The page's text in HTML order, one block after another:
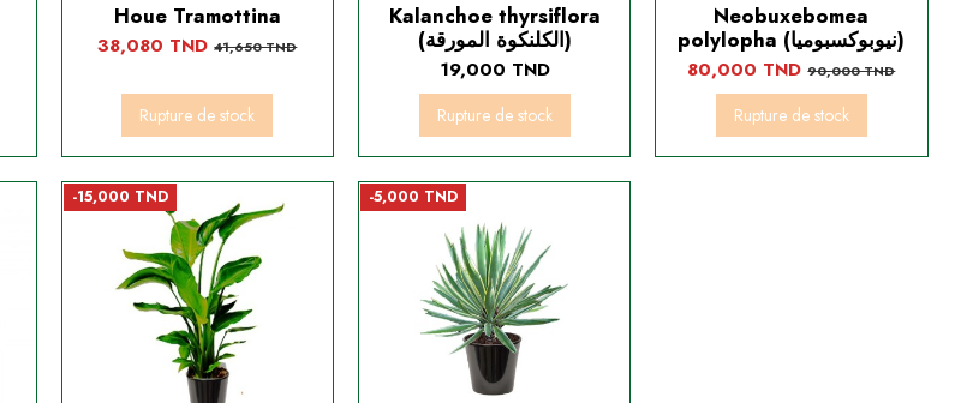
Houe Tramottina
38,080 TND41,650 TND
Rupture de stock
Kalanchoe thyrsiflora
(الكلنكوة المورقة)
19,000 TND
Rupture de stock
Neobuxebomea
polylopha (نيوبوكسبوميا)
80,000 TND90,000 TND
Rupture de stock
-15,000 TND -5,000 TND